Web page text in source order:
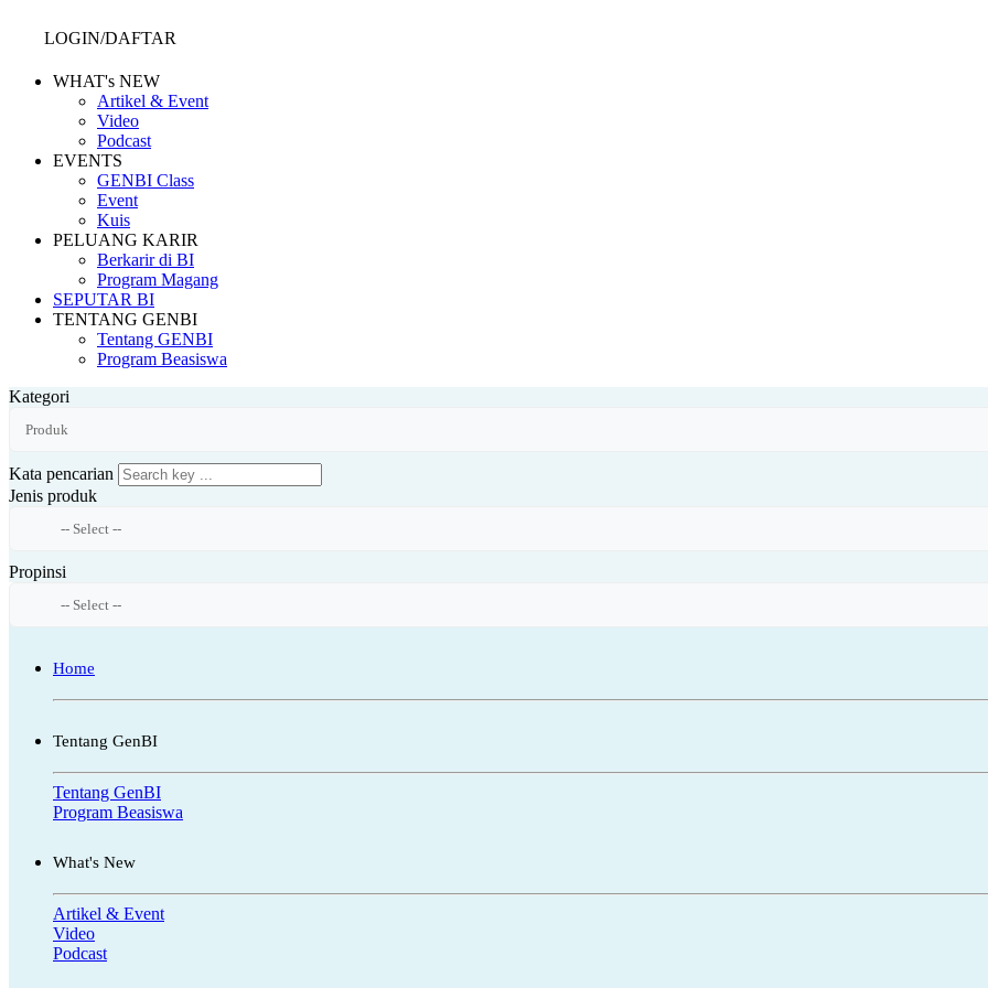
LOGIN/DAFTAR
WHAT's NEW
Artikel & Event
Video
Podcast
EVENTS
GENBI Class
Event
Kuis
PELUANG KARIR
Berkarir di BI
Program Magang
SEPUTAR BI
TENTANG GENBI
Tentang GENBI
Program Beasiswa
Kategori
Kata pencarian
Jenis produk
Propinsi
Home
Tentang GenBI
Tentang GenBI
Program Beasiswa
What's New
Artikel & Event
Video
Podcast